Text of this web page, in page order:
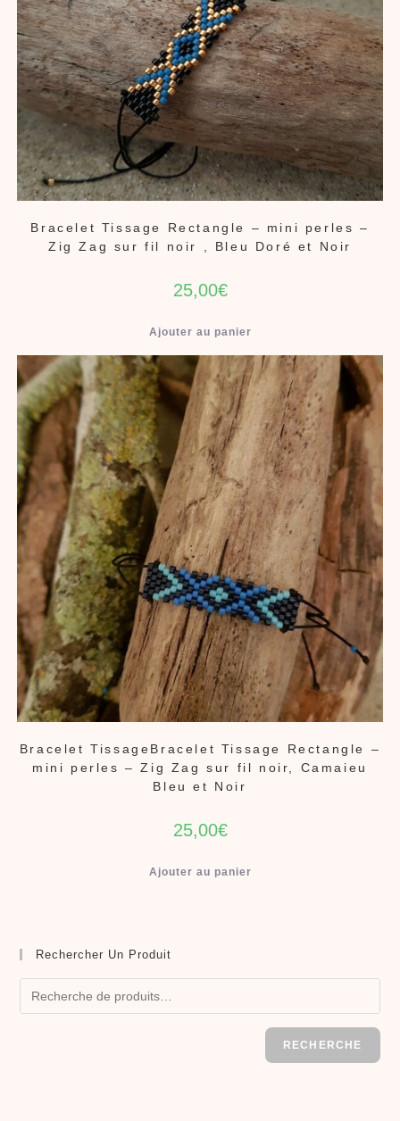
Bracelet Tissage Rectangle – mini perles –
Zig Zag sur fil noir , Bleu Doré et Noir
25,00€
Ajouter au panier
Bracelet TissageBracelet Tissage Rectangle –
mini perles – Zig Zag sur fil noir, Camaieu
Bleu et Noir
25,00€
Ajouter au panier
Rechercher Un Produit
RECHERCHE